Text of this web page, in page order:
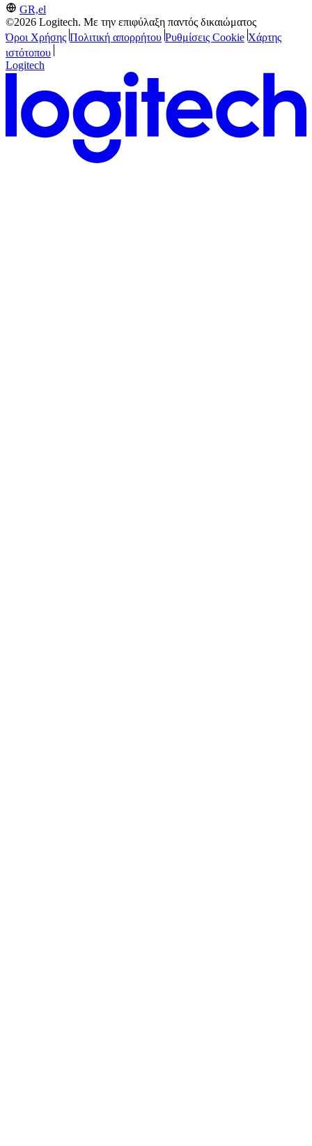
GR,el
©2026 Logitech. Με την επιφύλαξη παντός δικαιώματος
Όροι Χρήσης Πολιτική απορρήτου Ρυθμίσεις Cookie Χάρτης
ιστότοπου
Logitech